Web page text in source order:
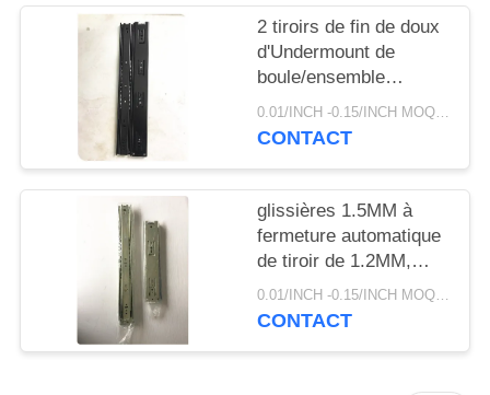
2 tiroirs de fin de doux
d'Undermount de
boule/ensemble
glissent, de pleines
glissières de tiroir
0.01/INCH -0.15/INCH MOQ:paire de 1000
CONTACT
glissières 1.5MM à
fermeture automatique
de tiroir de 1.2MM,
glissières de tiroir de
fin de doux d'OEM
0.01/INCH -0.15/INCH MOQ:paire de 1000
CONTACT